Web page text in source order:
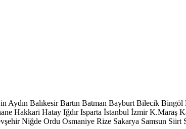
Aydın Balıkesir Bartın Batman Bayburt Bilecik Bingöl
Hakkari Hatay Iğdır Isparta İstanbul İzmir K.Maraş
Niğde Ordu Osmaniye Rize Sakarya Samsun Siirt